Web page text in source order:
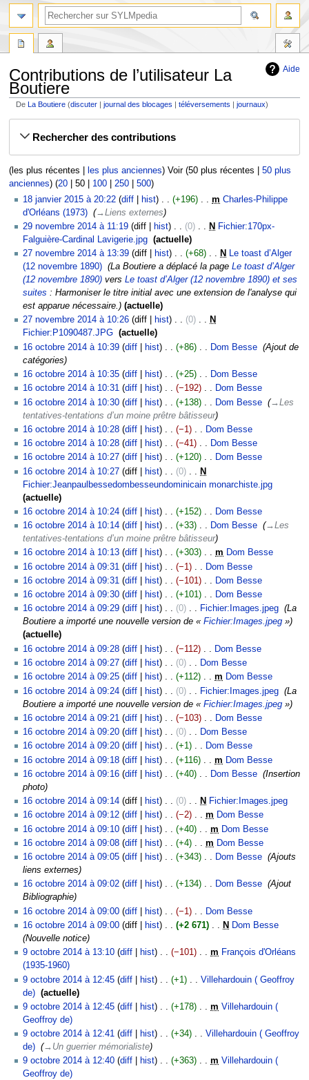
Aide
Contributions de l’utilisateur La
Boutiere
DeLa Boutiere discuter journal des blocages téléversements journaux
Rechercher des contributions
(les plus récentes les plus anciennes) Voir (50 plus récentes
50 plus
anciennes) (20| 50| 100| 250| 500)
18
janvier
2015
18 janvier 2015 à 20:22 diff hist +196 m Charles-Philippe
d'Orléans (1973)
→‎Liens externes
29
novembre
2014
29 novembre 2014 à 11:19 diff hist 0 N Fichier:170px-
Falguière-Cardinal Lavigerie.jpg
A
u
c
u
n
r
é
s
u
m
é
d
o
d
i
f
i
c
a
t
i
o
n
s
actuelle
27
novembre
2014
27 novembre 2014 à 13:39 diff hist +68 N Le toast d’Alger
(12 novembre 1890)
La Boutiere a déplacé la page Le toast d’Alger
(12 novembre 1890) vers Le toast d’Alger (12 novembre 1890) et ses
suites : Harmoniser le titre initial avec une extension de l'analyse qui
est apparue nécessaire.
actuelle
27 novembre 2014 à 10:26 diff hist 0
N
Fichier:P1090487.JPG
A
u
c
u
n
r
é
s
é
d
e
s
m
o
d
i
f
i
c
a
t
i
o
n
s
actuelle
16
octobre
2014
16 octobre 2014 à 10:39 diff hist +86 Dom Besse
Ajout de
catégories
16 octobre 2014 à 10:35 diff hist +25 Dom Besse
A
u
c
u
n
r
é
s
u
m
d
e
s
m
o
d
i
f
i
c
a
t
i
o
n
s
16 octobre 2014 à 10:31 diff hist −192 Dom Besse
A
u
c
u
n
r
é
s
u
e
s
m
o
d
i
f
i
c
a
t
i
o
n
s
16 octobre 2014 à 10:30 diff hist +138 Dom Besse
→‎Les
tentatives-tentations d’un moine prêtre bâtisseur
16 octobre 2014 à 10:28 diff hist −1 Dom Besse
A
u
c
u
n
r
é
s
u
é
d
e
s
m
o
d
i
f
i
c
a
t
i
o
n
s
16 octobre 2014 à 10:28 diff hist −41 Dom Besse
A
u
c
u
n
r
é
s
u
d
e
s
m
o
d
i
f
i
c
a
t
i
o
n
s
16 octobre 2014 à 10:27 diff hist +120 Dom Besse
A
u
c
u
n
r
é
s
u
d
e
s
m
o
d
i
f
i
c
a
t
i
o
n
s
16 octobre 2014 à 10:27 diff hist 0
N
Fichier:Jeanpaulbessedombesseundominicain monarchiste.jpg
A
u
c
u
n
r
é
s
d
e
s
m
o
d
i
f
i
c
a
t
i
o
n
s
actuelle
16 octobre 2014 à 10:24 diff hist +152 Dom Besse
A
u
c
u
n
r
é
s
u
m
é
d
e
s
m
o
d
i
f
i
c
a
t
i
o
n
s
16 octobre 2014 à 10:14 diff hist +33 Dom Besse
→‎Les
tentatives-tentations d’un moine prêtre bâtisseur
16 octobre 2014 à 10:13 diff hist +303 m Dom Besse
A
u
c
u
n
r
é
s
é
d
e
s
m
o
d
i
f
i
c
a
t
i
o
n
s
16 octobre 2014 à 09:31 diff hist −1 Dom Besse
A
u
c
u
n
r
é
s
m
é
d
e
s
m
o
d
i
f
i
c
a
t
i
o
n
s
16 octobre 2014 à 09:31 diff hist −101 Dom Besse
A
u
c
u
n
r
é
s
u
d
e
s
m
o
d
i
f
i
c
a
t
i
o
n
s
16 octobre 2014 à 09:30 diff hist +101 Dom Besse
A
u
c
u
n
r
é
s
u
d
e
s
m
o
d
i
f
i
c
a
t
i
o
n
s
16 octobre 2014 à 09:29 diff hist 0 Fichier:Images.jpeg
La
Boutiere a importé une nouvelle version de « Fichier:Images.jpeg »
actuelle
16 octobre 2014 à 09:28 diff hist −112 Dom Besse
A
u
c
u
n
r
é
u
m
é
d
e
s
m
o
d
i
f
i
c
a
t
i
o
n
s
16 octobre 2014 à 09:27 diff hist 0 Dom Besse
A
u
c
u
n
r
é
m
é
d
e
s
m
o
d
i
f
i
c
a
t
i
o
n
s
16 octobre 2014 à 09:25 diff hist +112 m Dom Besse
A
u
c
u
n
r
é
u
é
d
e
s
m
o
d
i
f
i
c
a
t
i
o
n
s
16 octobre 2014 à 09:24 diff hist 0 Fichier:Images.jpeg
La
Boutiere a importé une nouvelle version de « Fichier:Images.jpeg »
16 octobre 2014 à 09:21
diff hist −103 Dom Besse
A
u
c
u
r
é
u
m
é
d
e
s
m
o
d
i
f
i
c
a
t
i
o
n
s
16 octobre 2014 à 09:20 diff hist 0 Dom Besse
A
u
c
u
n
r
é
m
é
d
e
s
m
o
d
i
f
i
c
a
t
i
o
n
16 octobre 2014 à 09:20 diff hist +1 Dom Besse
A
u
c
u
n
r
é
é
d
e
s
m
o
d
i
f
i
c
a
t
i
o
16 octobre 2014 à 09:18 diff hist +116 m Dom Besse
A
u
c
u
n
r
é
s
d
e
s
m
o
d
i
f
i
c
a
t
i
16 octobre 2014 à 09:16 diff hist +40 Dom Besse
Insertion
photo
16 octobre 2014 à 09:14 diff hist 0 N Fichier:Images.jpeg
A
u
c
u
n
r
é
s
é
d
e
s
m
o
d
i
f
i
c
16 octobre 2014 à 09:12 diff hist −2 m Dom Besse
A
u
c
u
n
r
é
s
u
m
d
e
s
m
o
d
i
f
i
16 octobre 2014 à 09:10 diff hist +40 m Dom Besse
A
u
c
u
n
r
é
s
u
m
é
d
e
s
m
o
d
i
f
16 octobre 2014 à 09:08 diff hist +4 m Dom Besse
A
u
c
u
n
r
é
s
u
m
é
m
o
d
16 octobre 2014 à 09:05 diff hist +343 Dom Besse
Ajouts
liens externes
16 octobre 2014 à 09:02 diff hist +134 Dom Besse
Ajout
Bibliographie
16 octobre 2014 à 09:00 diff hist −1 Dom Besse
A
u
c
u
n
r
é
s
u
m
é
d
16 octobre 2014 à 09:00 diff hist +2 671 N Dom Besse
Nouvelle notice
octobre
2014
9 octobre 2014 à 13:10 diff hist −101 m François d'Orléans
(1935-1960)
A
u
c
u
n
r
é
s
9 octobre 2014 à 12:45 diff hist +1
Villehardouin ( Geoffroy
de)
A
u
c
u
n
r
actuelle
9 octobre 2014 à 12:45 diff hist +178 m Villehardouin (
Geoffroy de)
A
u
c
u
9 octobre 2014 à 12:41 diff hist +34
Villehardouin ( Geoffroy
de)
→‎Un guerrier mémorialiste
9 octobre 2014 à 12:40 diff hist +363 m Villehardouin (
Geoffroy de)